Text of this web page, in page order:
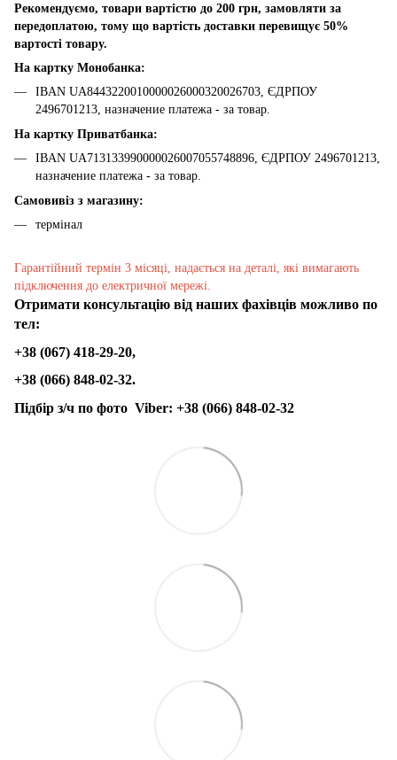
Рекомендуємо, товари вартістю до 200 грн, замовляти за
передоплатою, тому що вартість доставки перевищує 50%
вартості товару.
На картку Монобанка:
IBAN UA8443220010000026000320026703, ЄДРПОУ
2496701213, назначение платежа - за товар.
На картку Приватбанка:
IBAN UA713133990000026007055748896, ЄДРПОУ 2496701213,
назначение платежа - за товар.
Самовивіз з магазину:
термінал
Гарантійний термін 3 місяці, надається на деталі, які вимагають
підключення до електричної мережі.
Отримати консультацію від наших фахівців можливо по
тел:
+38 (067) 418-29-20,
+38 (066) 848-02-32.
Підбір з/ч по фото Viber: +38 (066) 848-02-32